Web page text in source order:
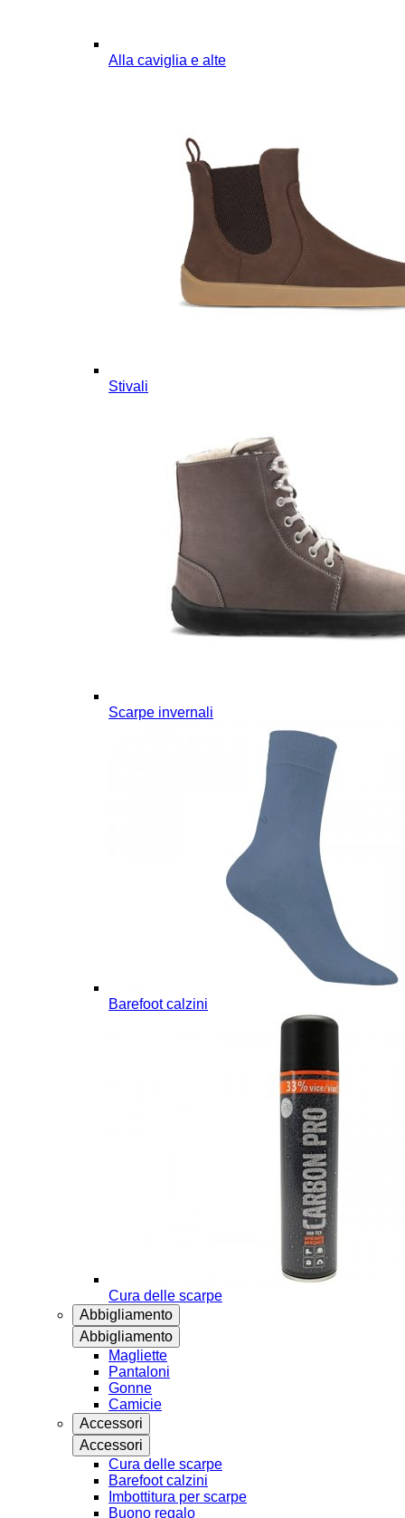
Alla caviglia e alte
Stivali
Scarpe invernali
Barefoot calzini
Cura delle scarpe
Abbigliamento
Abbigliamento
Magliette
Pantaloni
Gonne
Camicie
Accessori
Accessori
Cura delle scarpe
Barefoot calzini
Imbottitura per scarpe
Buono regalo